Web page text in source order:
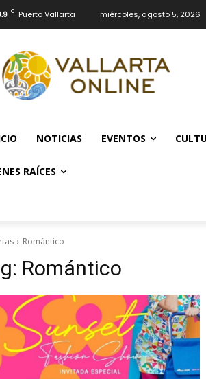
C Puerto Vallarta miércoles, agosto 5, 2026
NOTICIAS EVENTOS
RAÍCES
Romántico
Romántico